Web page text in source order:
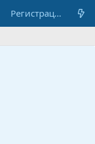
Регистрация